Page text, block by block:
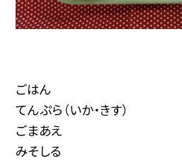
ごはん
てんぷら（いか・きす）
ごまあえ
みそしる